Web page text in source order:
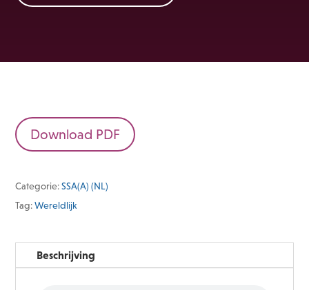
Download PDF
Categorie:SSA(A) (NL)
Tag:Wereldlijk
Beschrijving